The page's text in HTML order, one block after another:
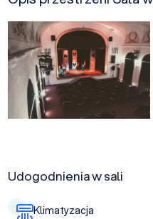
Udogodnienia w sali
Klimatyzacja